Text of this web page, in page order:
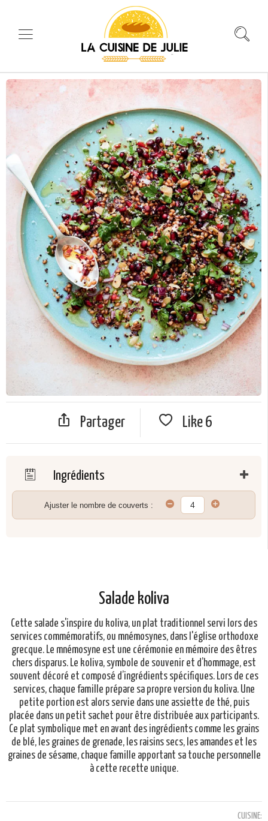
Partager Like 6
Ingrédients
Ajuster le nombre de couverts :
Salade koliva
Cette salade s'inspire du koliva, un plat traditionnel servi lors des
services commémoratifs, ou mnémosynes, dans l'église orthodoxe
grecque. Le mnémosyne est une cérémonie en mémoire des êtres
chers disparus. Le koliva, symbole de souvenir et d’hommage, est
souvent décoré et composé d’ingrédients spécifiques. Lors de ces
services, chaque famille prépare sa propre version du koliva. Une
petite portion est alors servie dans une assiette de thé, puis
placée dans un petit sachet pour être distribuée aux participants.
Ce plat symbolique met en avant des ingrédients comme les grains
de blé, les graines de grenade, les raisins secs, les amandes et les
graines de sésame, chaque famille apportant sa touche personnelle
à cette recette unique.
CUISINE: